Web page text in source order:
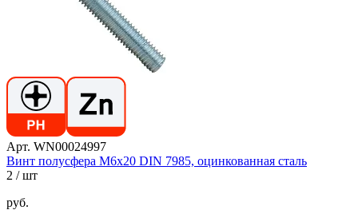
Арт. WN00024997
Винт полусфера М6х20 DIN 7985, оцинкованная сталь
2 / шт
руб.